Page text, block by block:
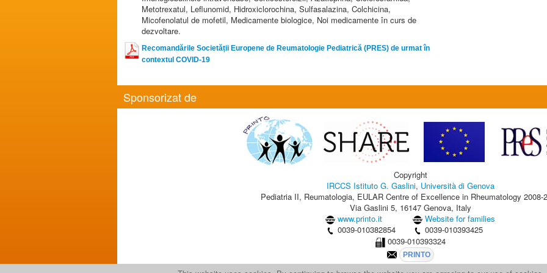
Metotrexatul, Leflunomid, Hidroxiclorochina, Sulfasalazina, Colchicina,
Micofenolatul de mofetil, Medicamente biologice, Noi medicamente în curs de
dezvoltare.
Recomandările Societății Europene de Reumatologie Pediatrică (PRES) de urmat în
contextul COVID-19
Sponsorizat de
Copyright
IRCCS Istituto G. Gaslini, Università di Genova
Pediatria II, Reumatologia, EULAR Centre of Excellence in Rheumatology 2008-
Via Gaslini 5, 16147 Genova, Italy
www.printo.it
Website for families
0039-010382854
0039-010393425
0039-010393324